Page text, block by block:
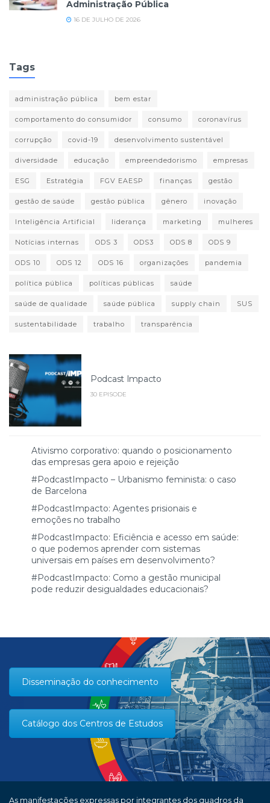
Administração Pública
16 DE JULHO DE 2026
Tags
administração pública bem estar
comportamento do consumidor consumo coronavírus
corrupção covid-19 desenvolvimento sustentável
diversidade educação empreendedorismo empresas
ESG Estratégia FGV EAESP finanças gestão
gestão de saúde gestão pública gênero inovação
Inteligência Artificial liderança marketing mulheres
Notícias internas ODS 3 ODS3 ODS 8 ODS 9
ODS 10 ODS 12 ODS 16 organizações pandemia
política pública políticas públicas saúde
saúde de qualidade saúde pública supply chain SUS
sustentabilidade trabalho transparência
Podcast Impacto
30 EPISODE
Ativismo corporativo: quando o posicionamento
das empresas gera apoio e rejeição
#PodcastImpacto – Urbanismo feminista: o caso
de Barcelona
#PodcastImpacto: Agentes prisionais e
emoções no trabalho
#PodcastImpacto: Eficiência e acesso em saúde:
o que podemos aprender com sistemas
universais em países em desenvolvimento?
#PodcastImpacto: Como a gestão municipal
pode reduzir desigualdades educacionais?
Disseminação do conhecimento
Catálogo dos Centros de Estudos
As manifestações expressas por integrantes dos quadros da